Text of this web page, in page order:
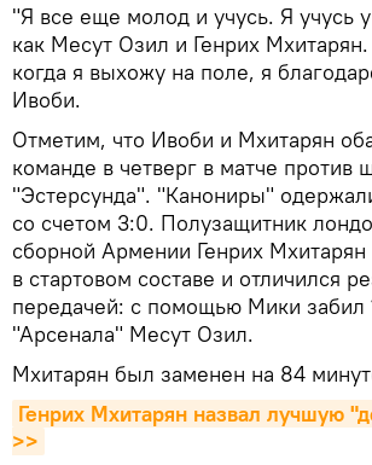
"Я все еще молод и учусь. Я учусь
как Месут Озил и Генрих
когда я выхожу на поле, я
Ивоби.
Отметим, что Ивоби и Мхитарян
команде в четверг в матче против
"Эстерсунда". "Канониры"
со счетом 3:0. Полузащитник
сборной Армении Генрих
в стартовом составе и отличился
передачей: с помощью Мики забил
"Арсенала" Месут Озил.
Мхитарян был заменен на 84
Генрих Мхитарян назвал лучшую
>>